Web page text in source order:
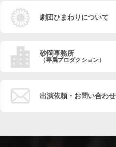
劇団ひまわりについて
砂岡事務所
（専属プロダクション）
出演依頼・お問い合わせ